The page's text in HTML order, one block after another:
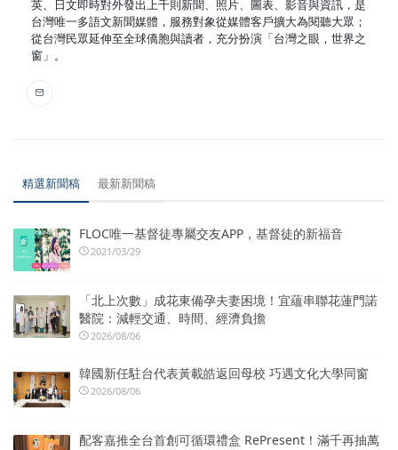
英、日文即時對外發出上千則新聞、照片、圖表、影音與資訊，是
台灣唯一多語文新聞媒體，服務對象從媒體客戶擴大為閱聽大眾；
從台灣民眾延伸至全球僑胞與讀者，充分扮演「台灣之眼，世界之
窗」。
精選新聞稿 最新新聞稿
FLOC唯一基督徒專屬交友APP，基督徒的新福音
2021/03/29
「北上次數」成花東備孕夫妻困境！宜蘊串聯花蓮門諾
醫院：減輕交通、時間、經濟負擔
2026/08/06
韓國新任駐台代表黃載皓返回母校 巧遇文化大學同窗
2026/08/06
配客嘉推全台首創可循環禮盒 RePresent！滿千再抽萬